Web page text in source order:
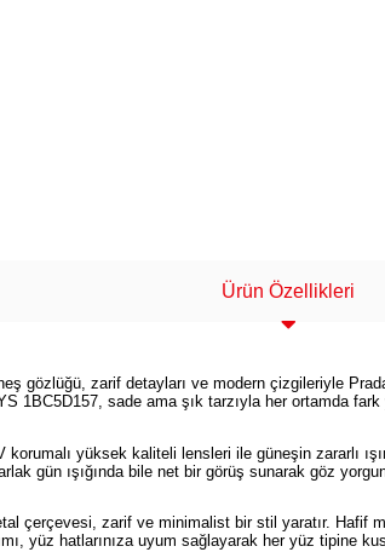
Ürün Özellikleri
gözlüğü, zarif detayları ve modern çizgileriyle
1BC5D157, sade ama şık tarzıyla her ortamda
korumalı yüksek kaliteli lensleri ile güneşin zararlı
gün ışığında bile net bir görüş sunarak göz
çerçevesi, zarif ve minimalist bir stil yaratır. Hafif
yüz hatlarınıza uyum sağlayarak her yüz